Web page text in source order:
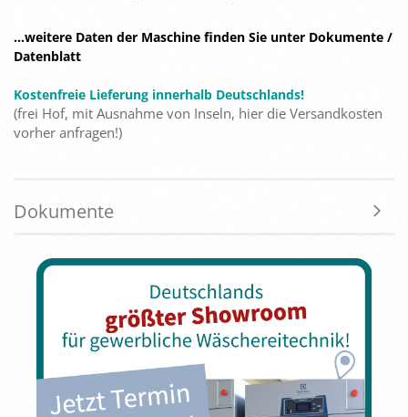
...weitere Daten der Maschine finden Sie unter Dokumente /
Datenblatt
Kostenfreie Lieferung innerhalb Deutschlands!
(frei Hof, mit Ausnahme von Inseln, hier die Versandkosten
vorher anfragen!)
Dokumente